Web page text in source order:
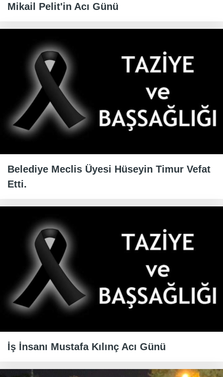
Mikail Pelit'in Acı Günü
Belediye Meclis Üyesi Hüseyin Timur Vefat
Etti.
İş İnsanı Mustafa Kılınç Acı Günü